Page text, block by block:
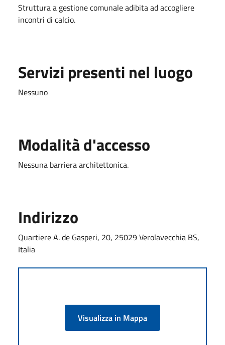
Struttura a gestione comunale adibita ad accogliere
incontri di calcio.
Servizi presenti nel luogo
Nessuno
Modalità d'accesso
Nessuna barriera architettonica.
Indirizzo
Quartiere A. de Gasperi, 20, 25029 Verolavecchia BS,
Italia
Visualizza in Mappa